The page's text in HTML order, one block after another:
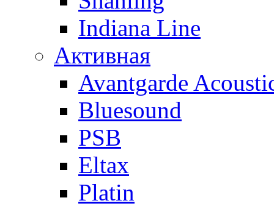
Indiana Line
Активная
Avantgarde
Bluesound
PSB
Eltax
Platin